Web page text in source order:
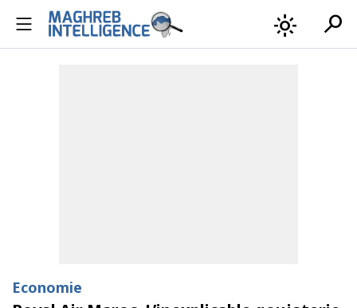
light_mode search
Economie